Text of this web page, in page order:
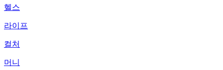
헬스
라이프
컬처
머니